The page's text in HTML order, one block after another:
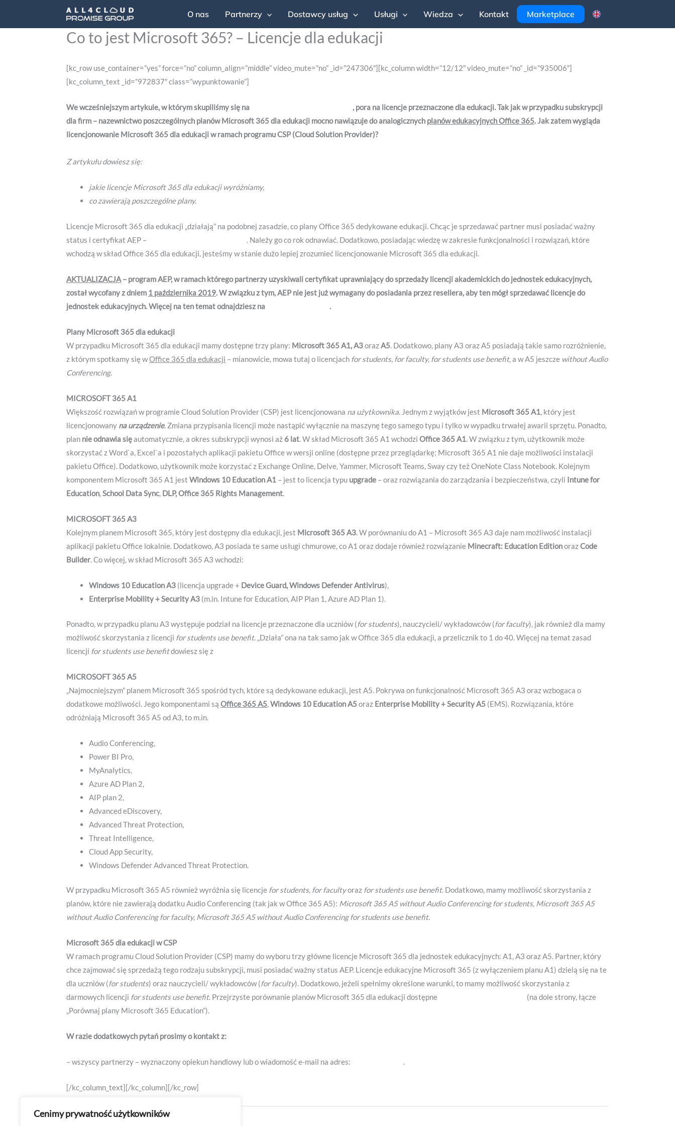
Cenimy prywatność użytkowników
O nas Partnerzy Dostawcy usług Usługi Wiedza Kontakt Marketplace
Co to jest Microsoft 365? – Licencje dla edukacji
[kc_row use_container=”yes” force=”no” column_align=”middle” video_mute=”no” _id=”247306″][kc_column width=”12/12″ video_mute=”no” _id=”935006″]
[kc_column_text _id=”972837″ class=”wypunktowanie”]
We wcześniejszym artykule, w którym skupiliśmy się na
, pora na licencje przeznaczone dla edukacji. Tak jak w przypadku subskrypcji
dla firm – nazewnictwo poszczególnych planów Microsoft 365 dla edukacji mocno nawiązuje do analogicznych planów edukacyjnych Office 365. Jak zatem wygląda
licencjonowanie Microsoft 365 dla edukacji w ramach programu CSP (Cloud Solution Provider)?
Z artykułu dowiesz się:
jakie licencje Microsoft 365 dla edukacji wyróżniamy,
co zawierają poszczególne plany.
Licencje Microsoft 365 dla edukacji „działają” na podobnej zasadzie, co plany Office 365 dedykowane edukacji. Chcąc je sprzedawać partner musi posiadać ważny
status i certyfikat AEP –
. Należy go co rok odnawiać. Dodatkowo, posiadając wiedzę w zakresie funkcjonalności i rozwiązań, które
wchodzą w skład Office 365 dla edukacji, jesteśmy w stanie dużo lepiej zrozumieć licencjonowanie Microsoft 365 dla edukacji.
AKTUALIZACJA– program AEP, w ramach którego partnerzy uzyskiwali certyfikat uprawniający do sprzedaży licencji akademickich do jednostek edukacyjnych,
został wycofany z dniem 1 października 2019. W związku z tym, AEP nie jest już wymagany do posiadania przez resellera, aby ten mógł sprzedawać licencje do
jednostek edukacyjnych. Więcej na ten temat odnajdziesz na
.
Plany Microsoft 365 dla edukacji
W przypadku Microsoft 365 dla edukacji mamy dostępne trzy plany: Microsoft 365 A1, A3orazA5. Dodatkowo, plany A3 oraz A5 posiadają takie samo rozróżnienie,
z którym spotkamy się wOffice 365 dla edukacji – mianowicie, mowa tutaj o licencjach for students, for faculty, for students use benefit, a w A5 jeszcze without Audio
Conferencing.
MICROSOFT 365 A1
Większość rozwiązań w programie Cloud Solution Provider (CSP) jest licencjonowana na użytkownika. Jednym z wyjątków jest Microsoft 365 A1, który jest
licencjonowany na urządzenie. Zmiana przypisania licencji może nastąpić wyłącznie na maszynę tego samego typu i tylko w wypadku trwałej awarii sprzętu. Ponadto,
plan nie odnawia sięautomatycznie, a okres subskrypcji wynosi aż 6 lat. W skład Microsoft 365 A1 wchodzi Office 365 A1. W związku z tym, użytkownik może
skorzystać z Word`a, Excel`a i pozostałych aplikacji pakietu Office w wersji online (dostępne przez przeglądarkę; Microsoft 365 A1 nie daje możliwości instalacji
pakietu Office). Dodatkowo, użytkownik może korzystać z Exchange Online, Delve, Yammer, Microsoft Teams, Sway czy też OneNote Class Notebook. Kolejnym
komponentem Microsoft 365 A1 jest Windows 10 Education A1 – jest to licencja typu upgrade – oraz rozwiązania do zarządzania i bezpieczeństwa, czyli Intune for
Education,School Data Sync, DLP, Office 365 Rights Management.
MICROSOFT 365 A3
Kolejnym planem Microsoft 365, który jest dostępny dla edukacji, jest Microsoft 365 A3. W porównaniu do A1 – Microsoft 365 A3 daje nam możliwość instalacji
aplikacji pakietu Office lokalnie. Dodatkowo, A3 posiada te same usługi chmurowe, co A1 oraz dodaje również rozwiązanie Minecraft: Education EditionorazCode
Builder. Co więcej, w skład Microsoft 365 A3 wchodzi:
Windows 10 Education A3 (licencja upgrade + Device Guard, Windows Defender Antivirus),
Enterprise Mobility + Security A3 (m.in. Intune for Education, AIP Plan 1, Azure AD Plan 1).
Ponadto, w przypadku planu A3 występuje podział na licencje przeznaczone dla uczniów (for students), nauczycieli/ wykładowców (for faculty), jak również dla mamy
możliwość skorzystania z licencji for students use benefit. „Działa” ona na tak samo jak w Office 365 dla edukacji, a przelicznik to 1 do 40. Więcej na temat zasad
licencji for students use benefitdowiesz się z
MICROSOFT 365 A5
„Najmocniejszym” planem Microsoft 365 spośród tych, które są dedykowane edukacji, jest A5. Pokrywa on funkcjonalność Microsoft 365 A3 oraz wzbogaca o
dodatkowe możliwości. Jego komponentami są Office 365 A5 Windows 10 Education A5oraz Enterprise Mobility + Security A5 (EMS). Rozwiązania, które
odróżniają Microsoft 365 A5 od A3, to m.in.
Audio Conferencing,
Power BI Pro,
MyAnalytics,
Azure AD Plan 2,
AIP plan 2,
Advanced eDiscovery,
Advanced Threat Protection,
Threat Intelligence,
Cloud App Security,
Windows Defender Advanced Threat Protection.
W przypadku Microsoft 365 A5 również wyróżnia się licencje for students, for facultyoraz for students use benefit. Dodatkowo, mamy możliwość skorzystania z
planów, które nie zawierają dodatku Audio Conferencing (tak jak w Office 365 A5): Microsoft 365 A5 without Audio Conferencing for students, Microsoft 365 A5
without Audio Conferencing for faculty, Microsoft 365 A5 without Audio Conferencing for students use benefit.
Microsoft 365 dla edukacji w CSP
W ramach programu Cloud Solution Provider (CSP) mamy do wyboru trzy główne licencje Microsoft 365 dla jednostek edukacyjnych: A1, A3 oraz A5. Partner, który
chce zajmować się sprzedażą tego rodzaju subskrypcji, musi posiadać ważny status AEP. Licencje edukacyjne Microsoft 365 (z wyłączeniem planu A1) dzielą się na te
dla uczniów (for students) oraz nauczycieli/ wykładowców (for faculty). Dodatkowo, jeżeli spełnimy określone warunki, to mamy możliwość skorzystania z
darmowych licencji for students use benefit. Przejrzyste porównanie planów Microsoft 365 dla edukacji dostępne
(na dole strony, łącze
„Porównaj plany Microsoft 365 Education”).
W razie dodatkowych pytań prosimy o kontakt z:
– wszyscy partnerzy – wyznaczony opiekun handlowy lub o wiadomość e-mail na adres: .
[/kc_column_text][/kc_column][/kc_row]